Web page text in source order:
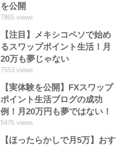
を公開
7865 views
【注目】メキシコペソで始め
るスワップポイント生活！月
20万も夢じゃない
7553 views
【実体験を公開】FXスワップ
ポイント生活ブログの成功
例！月20万円も夢ではない！
5476 views
【ほったらかしで月5万】おす